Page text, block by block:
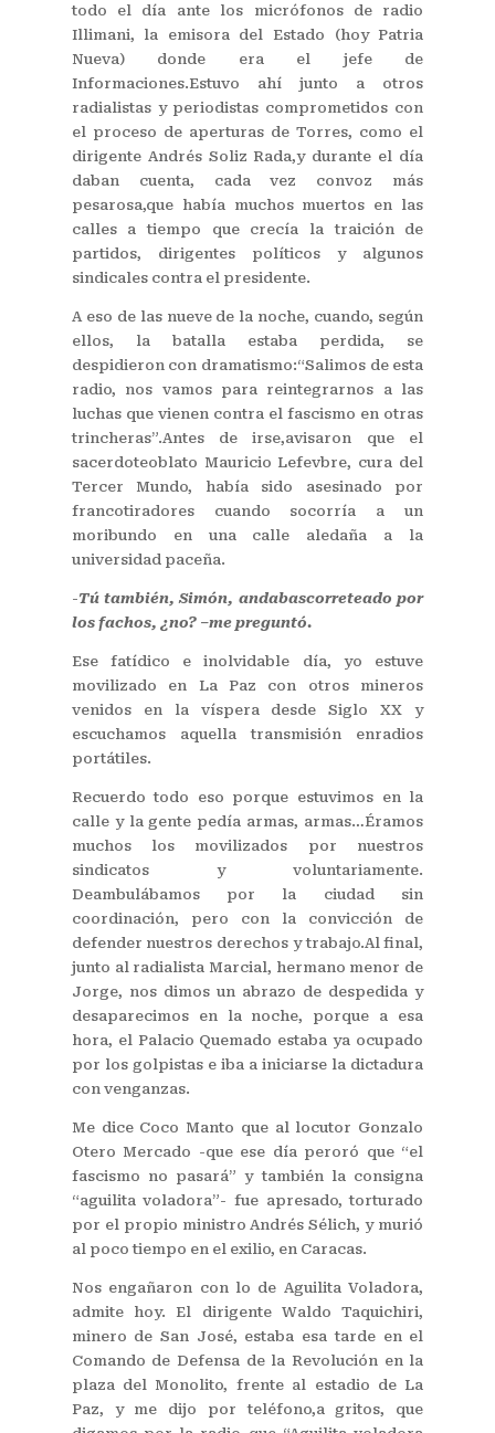
todo el día ante los micrófonos de radio
Illimani, la emisora del Estado (hoy Patria
Nueva) donde era el jefe de
Informaciones.Estuvo ahí junto a otros
radialistas y periodistas comprometidos con
el proceso de aperturas de Torres, como el
dirigente Andrés Soliz Rada,y durante el día
daban cuenta, cada vez convoz más
pesarosa,que había muchos muertos en las
calles a tiempo que crecía la traición de
partidos, dirigentes políticos y algunos
sindicales contra el presidente.
A eso de las nueve de la noche, cuando, según
ellos, la batalla estaba perdida, se
despidieron con dramatismo:“Salimos de esta
radio, nos vamos para reintegrarnos a las
luchas que vienen contra el fascismo en otras
trincheras”.Antes de irse,avisaron que el
sacerdoteoblato Mauricio Lefevbre, cura del
Tercer Mundo, había sido asesinado por
francotiradores cuando socorría a un
moribundo en una calle aledaña a la
universidad paceña.
-Tú también, Simón, andabascorreteado por
los fachos, ¿no? –me preguntó.
Ese fatídico e inolvidable día, yo estuve
movilizado en La Paz con otros mineros
venidos en la víspera desde Siglo XX y
escuchamos aquella transmisión enradios
portátiles.
Recuerdo todo eso porque estuvimos en la
calle y la gente pedía armas, armas…Éramos
muchos los movilizados por nuestros
sindicatos y voluntariamente.
Deambulábamos por la ciudad sin
coordinación, pero con la convicción de
defender nuestros derechos y trabajo.Al final,
junto al radialista Marcial, hermano menor de
Jorge, nos dimos un abrazo de despedida y
desaparecimos en la noche, porque a esa
hora, el Palacio Quemado estaba ya ocupado
por los golpistas e iba a iniciarse la dictadura
con venganzas.
Me dice Coco Manto que al locutor Gonzalo
Otero Mercado -que ese día peroró que “el
fascismo no pasará” y también la consigna
“aguilita voladora”- fue apresado, torturado
por el propio ministro Andrés Sélich, y murió
al poco tiempo en el exilio, en Caracas.
Nos engañaron con lo de Aguilita Voladora,
admite hoy. El dirigente Waldo Taquichiri,
minero de San José, estaba esa tarde en el
Comando de Defensa de la Revolución en la
plaza del Monolito, frente al estadio de La
Paz, y me dijo por teléfono,a gritos, que